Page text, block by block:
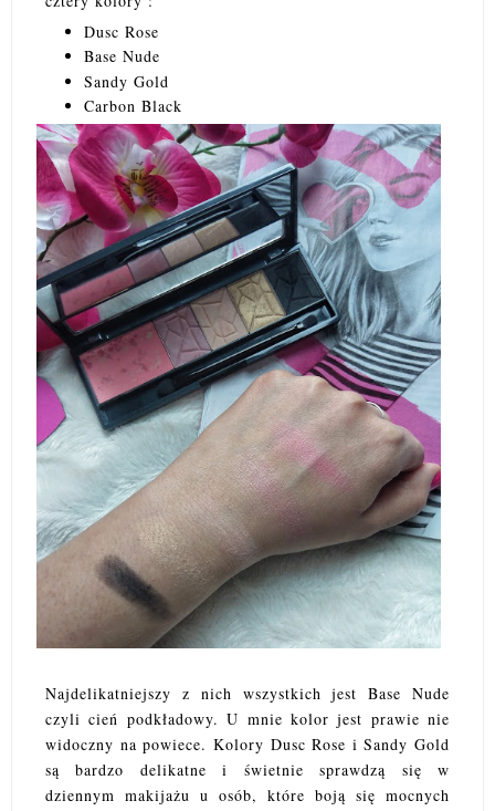
Dusc Rose
Base Nude
Sandy Gold
Carbon Black
Najdelikatniejszy z nich wszystkich jest Base Nude
czyli cień podkładowy. U mnie kolor jest prawie nie
widoczny na powiece. Kolory Dusc Rose i Sandy Gold
są bardzo delikatne i świetnie sprawdzą się w
dziennym makijażu u osób, które boją się mocnych